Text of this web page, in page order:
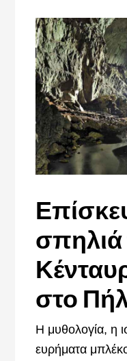
σπηλιά
στο
Η μυθολογία, η
ευρήματα